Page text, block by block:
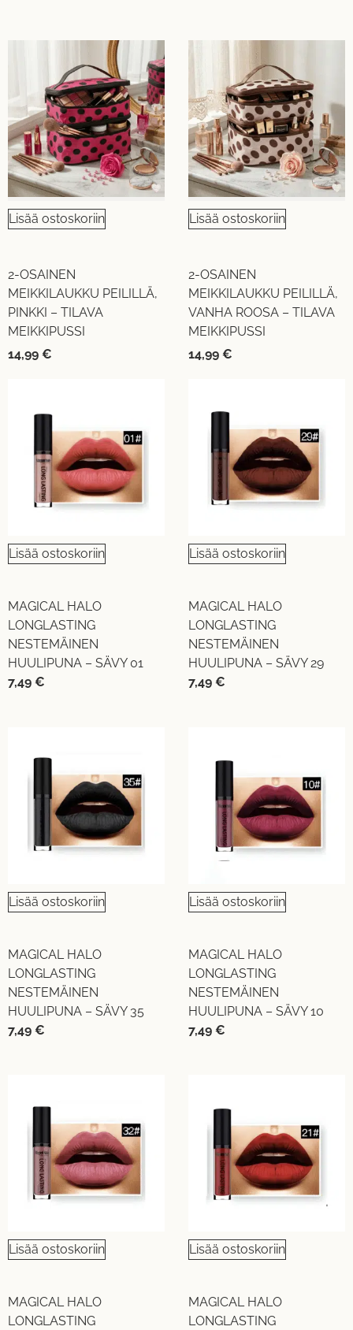
Lisää ostoskoriin
2-OSAINEN
MEIKKILAUKKU PEILILLÄ,
PINKKI – TILAVA
MEIKKIPUSSI
14,99 €
Lisää ostoskoriin
2-OSAINEN
MEIKKILAUKKU PEILILLÄ,
VANHA ROOSA – TILAVA
MEIKKIPUSSI
14,99 €
Lisää ostoskoriin
MAGICAL HALO
LONGLASTING
NESTEMÄINEN
HUULIPUNA – SÄVY 01
7,49 €
Lisää ostoskoriin
MAGICAL HALO
LONGLASTING
NESTEMÄINEN
HUULIPUNA – SÄVY 29
7,49 €
Lisää ostoskoriin
MAGICAL HALO
LONGLASTING
NESTEMÄINEN
HUULIPUNA – SÄVY 35
7,49 €
Lisää ostoskoriin
MAGICAL HALO
LONGLASTING
NESTEMÄINEN
HUULIPUNA – SÄVY 10
7,49 €
Lisää ostoskoriin
MAGICAL HALO
LONGLASTING
Lisää ostoskoriin
MAGICAL HALO
LONGLASTING